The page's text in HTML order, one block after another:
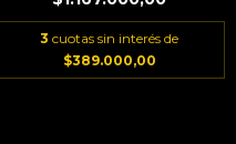
3 cuotas sin interés de
$389.000,00